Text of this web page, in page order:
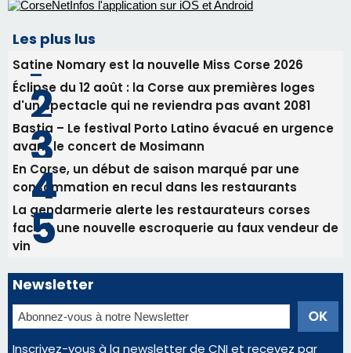
Les plus lus
Satine Nomary est la nouvelle Miss Corse 2026
Éclipse du 12 août : la Corse aux premières loges
d'un spectacle qui ne reviendra pas avant 2081
Bastia – Le festival Porto Latino évacué en urgence
avant le concert de Mosimann
En Corse, un début de saison marqué par une
consommation en recul dans les restaurants
La gendarmerie alerte les restaurateurs corses
face à une nouvelle escroquerie au faux vendeur de
vin
Newsletter
Inscrivez-vous à la newsletter de CNI et recevez par